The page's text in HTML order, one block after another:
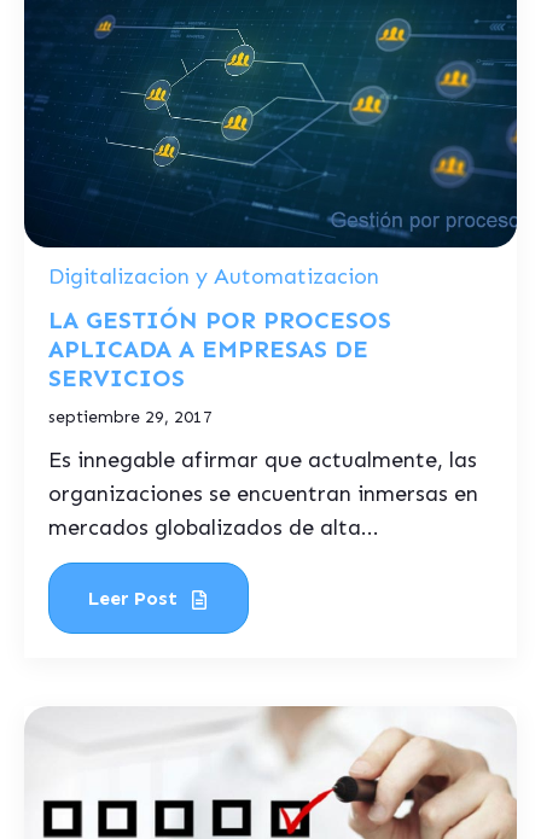
Digitalizacion y Automatizacion
LA GESTIÓN POR PROCESOS
APLICADA A EMPRESAS DE
SERVICIOS
septiembre 29, 2017
Es innegable afirmar que actualmente, las
organizaciones se encuentran inmersas en
mercados globalizados de alta...
Leer Post